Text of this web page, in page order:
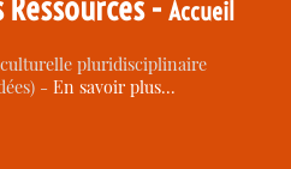
Accueil
pluridisciplinaire
-En savoir plus…